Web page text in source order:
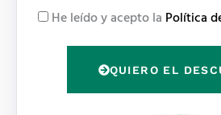
iR He leído y acepto la Política
QUIERO EL